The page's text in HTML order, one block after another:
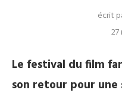
écrit
27
Le festival du film
son retour pour